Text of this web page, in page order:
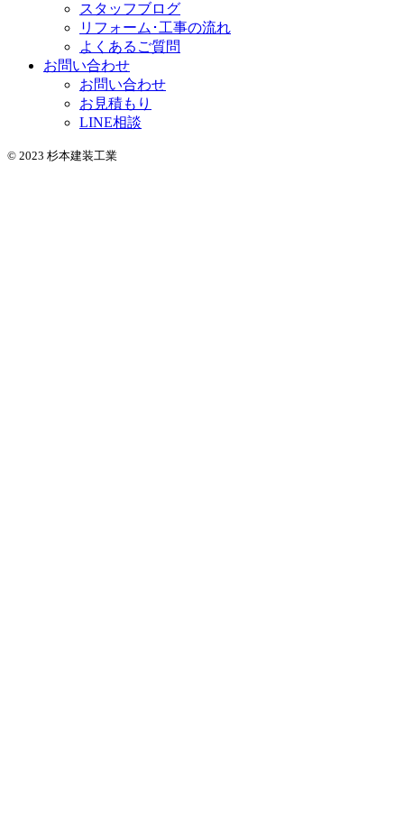
スタッフブログ
リフォーム･工事の流れ
よくあるご質問
お問い合わせ
お問い合わせ
お見積もり
LINE相談
© 2023 杉本建装工業